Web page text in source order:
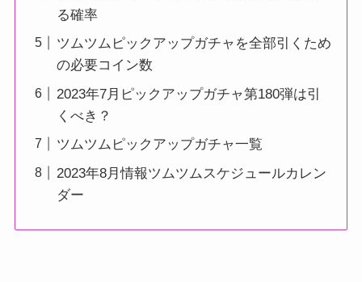
る確率
ツムツムピックアップガチャを全部引くため
の必要コイン数
2023年7月ピックアップガチャ第180弾は引
くべき？
ツムツムピックアップガチャ一覧
2023年8月情報ツムツムスケジュールカレン
ダー